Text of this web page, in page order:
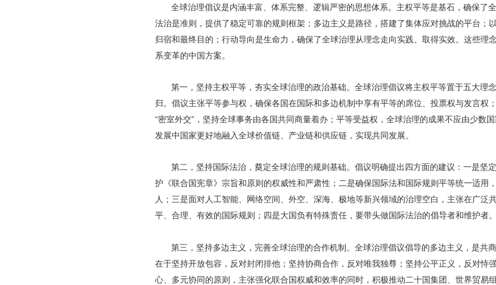
全球治理倡议是内涵丰富、体系完整、逻辑严密的思想体系。主权平等是基石，确保了
法治是准则，提供了稳定可靠的规则框架；多边主义是路径，搭建了集体应对挑战的平台；
归宿和最终目的；行动导向是生命力，确保了全球治理从理念走向实践、取得实效。这些理
系变革的中国方案。
第一，坚持主权平等，夯实全球治理的政治基础。全球治理倡议将主权平等置于五大理
归。倡议主张平等参与权，确保各国在国际和多边机制中享有平等的席位、投票权与发言权
“密室外交”，坚持全球事务由各国共同商量着办；平等受益权，全球治理的成果不应由少数
发展中国家更好地融入全球价值链、产业链和供应链，实现共同发展。
第二，坚持国际法治，奠定全球治理的规则基础。倡议明确提出四方面的建议：一是坚
护《联合国宪章》宗旨和原则的权威性和严肃性；二是确保国际法和国际规则平等统一适用
人；三是面对人工智能、网络空间、外空、深海、极地等新兴领域的治理空白，主张在广泛
平、合理、有效的国际规则；四是大国负有特殊责任，要带头做国际法治的倡导者和维护者。
第三，坚持多边主义，完善全球治理的合作机制。全球治理倡议倡导的多边主义，是共
在于坚持开放包容，反对封闭排他；坚持协商合作，反对唯我独尊；坚持公平正义，反对恃
心、多元协同的原则，主张强化联合国权威和效率的同时，积极推动二十国集团、世界贸易